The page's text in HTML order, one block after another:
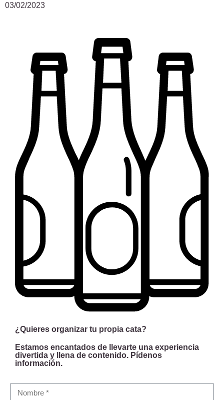
03/02/2023
¿Quieres organizar tu propia cata?
Estamos encantados de llevarte una experiencia
divertida y llena de contenido. Pídenos
información.